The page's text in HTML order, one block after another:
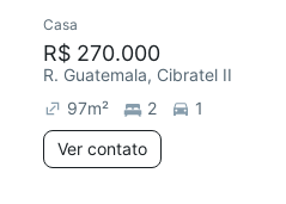
Casa
R$ 270.000
R. Guatemala, Cibratel II
97m² 2
1
Ver contato